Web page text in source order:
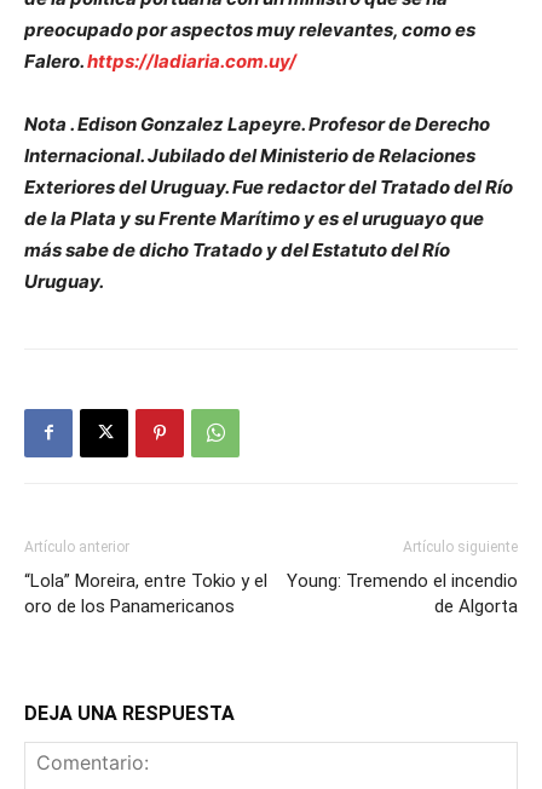
preocupado por aspectos muy relevantes, como es
Falero.https://ladiaria.com.uy/
Nota . Edison Gonzalez Lapeyre. ‎Profesor de Derecho
Internacional. ‎Jubilado del Ministerio de Relaciones
Exteriores del Uruguay. Fue redactor del Tratado del Río
de la Plata y su Frente Marítimo y es el uruguayo que
más sabe de dicho Tratado y del Estatuto del Río
Uruguay.
Artículo anterior
“Lola” Moreira, entre Tokio y el
oro de los Panamericanos
Artículo siguiente
Young: Tremendo el incendio
de Algorta
DEJA UNA RESPUESTA